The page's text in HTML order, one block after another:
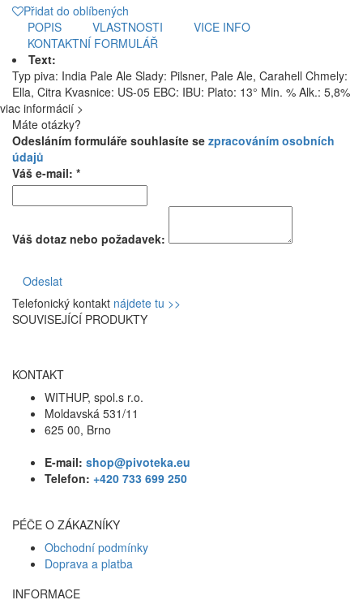
Přidat do oblíbených
POPIS
VLASTNOSTI
VICE INFO
KONTAKTNÍ FORMULÁŘ
Text:
Typ piva: India Pale Ale Slady: Pilsner, Pale Ale, Carahell Chmely:
Ella, Citra Kvasnice: US-05 EBC: IBU: Plato: 13° Min. % Alk.: 5,8%
viac informácií >
Máte otázky?
Odesláním formuláře souhlasíte se zpracováním osobních
údajů
Váš e-mail: *
Váš dotaz nebo požadavek:
Odeslat
Telefonický kontakt nájdete tu >>
SOUVISEJÍCÍ PRODUKTY
KONTAKT
WITHUP, spol.s r.o.
Moldavská 531/11
625 00, Brno
E-mail: shop@pivoteka.eu
Telefon: +420 733 699 250
PÉČE O ZÁKAZNÍKY
Obchodní podmínky
Doprava a platba
INFORMACE